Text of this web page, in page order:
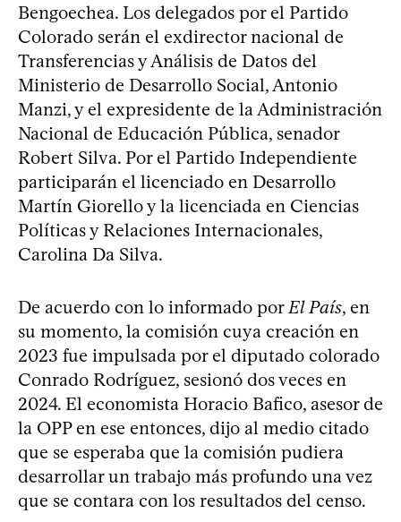
Bengoechea. Los delegados por el Partido
Colorado serán el exdirector nacional de
Transferencias y Análisis de Datos del
Ministerio de Desarrollo Social, Antonio
Manzi, y el expresidente de la Administración
Nacional de Educación Pública, senador
Robert Silva. Por el Partido Independiente
participarán el licenciado en Desarrollo
Martín Giorello y la licenciada en Ciencias
Políticas y Relaciones Internacionales,
Carolina Da Silva.
De acuerdo con lo informado por El País, en
su momento, la comisión cuya creación en
2023 fue impulsada por el diputado colorado
Conrado Rodríguez, sesionó dos veces en
2024. El economista Horacio Bafico, asesor de
la OPP en ese entonces, dijo al medio citado
que se esperaba que la comisión pudiera
desarrollar un trabajo más profundo una vez
que se contara con los resultados del censo.